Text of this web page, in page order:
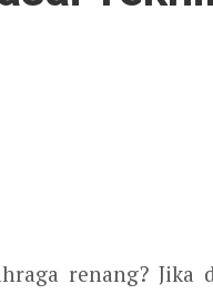
renang?